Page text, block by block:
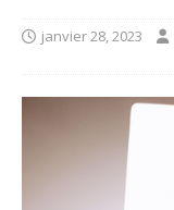
janvier 28, 2023